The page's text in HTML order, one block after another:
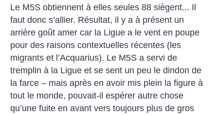
Le M5S obtiennent à elles seules 88 siègent... Il
faut donc s’allier. Résultat, il y a à présent un
arrière goût amer car la Ligue a le vent en poupe
pour des raisons contextuelles récentes (les
migrants et l’Acquarius). Le M5S a servi de
tremplin à la Ligue et se sent un peu le dindon de
la farce – mais après en avoir mis plein la figure à
tout le monde, pouvait-il espérer autre chose
qu’une fuite en avant vers toujours plus de gros